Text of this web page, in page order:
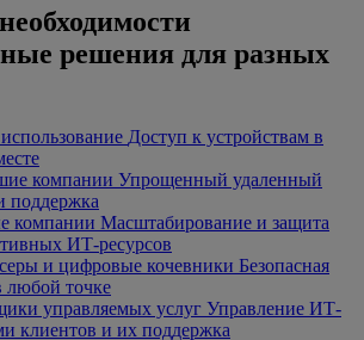
решения для разных
Доступ к устройствам в
компании Упрощенный удаленный
поддержка
компании Масштабирование и защита
ИТ-ресурсов
и цифровые кочевники Безопасная
любой точке
управляемых услуг Управление ИТ-
клиентов и их поддержка